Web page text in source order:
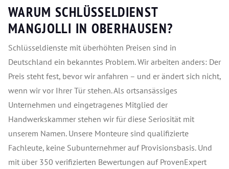
WARUM SCHLÜSSELDIENST
MANGJOLLI IN OBERHAUSEN?
Schlüsseldienste mit überhöhten Preisen sind in
Deutschland ein bekanntes Problem. Wir arbeiten anders: Der
Preis steht fest, bevor wir anfahren – und er ändert sich nicht,
wenn wir vor Ihrer Tür stehen. Als ortsansässiges
Unternehmen und eingetragenes Mitglied der
Handwerkskammer stehen wir für diese Seriosität mit
unserem Namen. Unsere Monteure sind qualifizierte
Fachleute, keine Subunternehmer auf Provisionsbasis. Und
mit über 350 verifizierten Bewertungen auf ProvenExpert